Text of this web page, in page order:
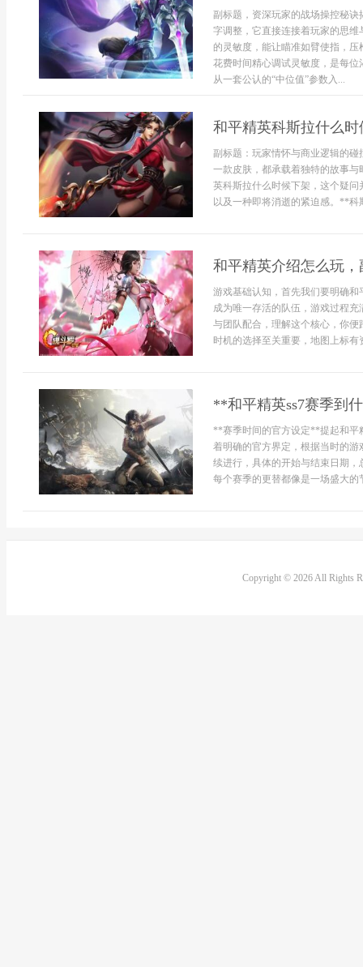
副标题，资深玩家的战场操控秘
字调整，它直接连接着玩家的思
的灵敏度，能让瞄准如臂使指，
花费时间精心调试灵敏度，是每
从一套公认的“中位值”参数入...
和平精英科斯拉什么
副标题：玩家情怀与商业逻辑的
一款皮肤，都承载着独特的故事
英科斯拉什么时候下架，这个疑
以及一种即将消逝的紧迫感。**科
和平精英介绍怎么玩
游戏基础认知，首先我们要明确
成为唯一存活的队伍，游戏过程
与团队配合，理解这个核心，你
时机的选择至关重要，地图上标
**和平精英ss7赛季到
**赛季时间的官方设定**提起和平
着明确的官方界定，根据当时的
续进行，具体的开始与结束日期
每个赛季的更替都像是一场盛大
Copyright © 2026 All Rights